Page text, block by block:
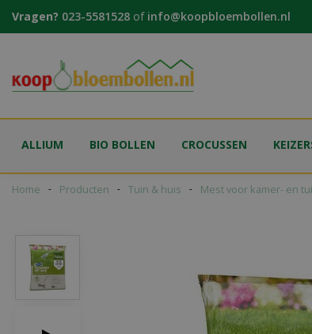
naar
Home Producten Tuin & huis Mest voor kamer- en
Vragen? 023-5581528 of info@koopbloembollen.nl
ALLIUM BIO BOLLEN CROCUSSEN